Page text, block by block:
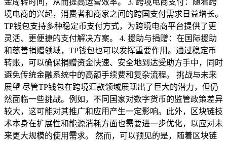
境电商的兴起，消费者和商家之间的跨国支付需求日益增长。
TP钱包支持多种稳定币支付方式，为跨境电商平台提供了更
灵活、更便捷的支付解决方案。 4. 援助与捐赠：在国际援助
和慈善捐赠领域，TP钱包也可以发挥重要作用。通过稳定币
转账，可以确保捐赠资金快速、安全地到达受助方手中，同时
避免传统金融系统中的高额手续费和复杂流程。 挑战与未来
展望 尽管TP钱包在跨境汇款领域展现出了巨大的潜力，但仍
然面临一些挑战。例如，不同国家对数字货币的监管政策差异
较大，这可能对其推广和应用产生一定影响。此外，区块链技
术本身在扩展性和能源消耗方面也需要进一步优化，以应对未
来更大规模的使用需求。 然而，可以预见的是，随着区块链